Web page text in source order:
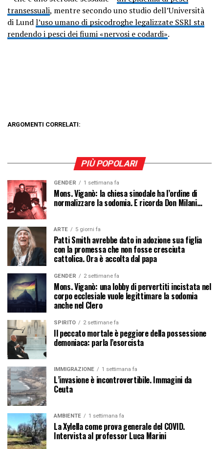
transessuali, mentre secondo uno studio dell’Università
di Lundl’uso umano di psicodroghe legalizzate SSRI sta
rendendo i pesci dei fiumi «nervosi e codardi».
ARGOMENTI CORRELATI:
PIÙ POPOLARI
GENDER 1 settimana fa
Mons. Viganò: la chiesa sinodale ha l’ordine di
normalizzare la sodomia. E ricorda Don Milani…
ARTE 5 giorni fa
Patti Smith avrebbe dato in adozione sua figlia
con la promessa che non fosse cresciuta
cattolica. Ora è accolta dal papa
GENDER 2 settimane fa
Mons. Viganò: una lobby di pervertiti incistata nel
corpo ecclesiale vuole legittimare la sodomia
anche nel Clero
SPIRITO 2 settimane fa
Il peccato mortale è peggiore della possessione
demoniaca: parla l’esorcista
IMMIGRAZIONE 1 settimana fa
L’invasione è incontrovertibile. Immagini da
Ceuta
AMBIENTE 1 settimana fa
La Xylella come prova generale del COVID.
Intervista al professor Luca Marini